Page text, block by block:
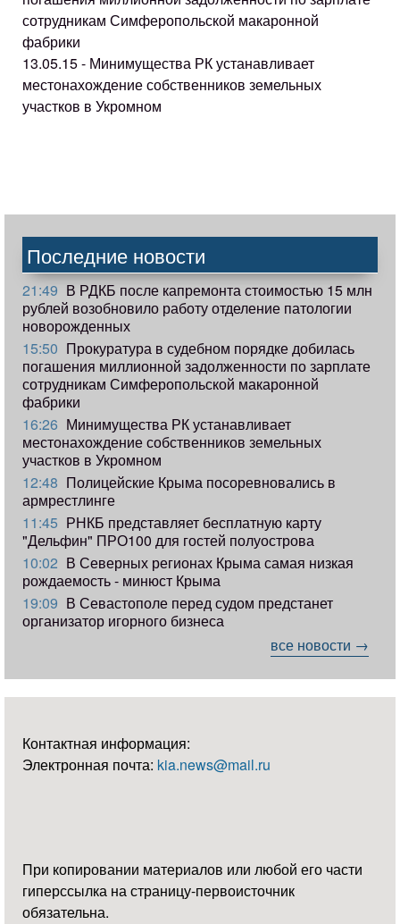
сотрудникам Симферопольской макаронной
фабрики
13.05.15 - Минимущества РК устанавливает
местонахождение собственников земельных
участков в Укромном
Последние новости
21:49 В РДКБ после капремонта стоимостью 15 млн
рублей возобновило работу отделение патологии
новорожденных
15:50 Прокуратура в судебном порядке добилась
погашения миллионной задолженности по зарплате
сотрудникам Симферопольской макаронной
фабрики
16:26 Минимущества РК устанавливает
местонахождение собственников земельных
участков в Укромном
12:48 Полицейские Крыма посоревновались в
армрестлинге
11:45 РНКБ представляет бесплатную карту
"Дельфин" ПРО100 для гостей полуострова
10:02 В Северных регионах Крыма самая низкая
рождаемость - минюст Крыма
19:09 В Севастополе перед судом предстанет
организатор игорного бизнеса
все новости →
Контактная информация:
Электронная почта: kia.news@mail.ru
При копировании материалов или любой его части
гиперссылка на страницу-первоисточник
обязательна.